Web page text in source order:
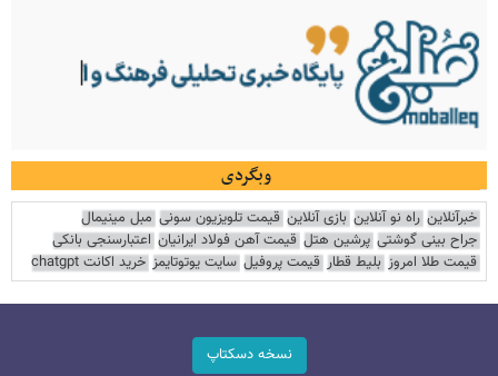
وبگردی
خبرآنلاین راه نو آنلاین بازی آنلاین قیمت تلویزیون سونی مبل مینیمال
جراح بینی گوشتی پرشین هتل قیمت آهن فولاد ایرانیان اعتبارسنجی بانکی
قیمت طلا امروز بلیط قطار قیمت پروفیل سایت یوتوتایمز خرید اکانت chatgpt
نسخه دسکتاپ